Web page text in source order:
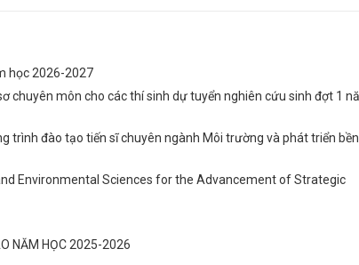
học 2026-2027
chuyên môn cho các thí sinh dự tuyển nghiên cứu sinh đợt 1
trình đào tạo tiến sĩ chuyên ngành Môi trường và phát triển
Environmental Sciences for the Advancement of Strategic
NĂM HỌC 2025-2026